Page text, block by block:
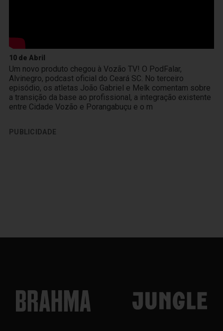
10 de Abril
Um novo produto chegou à Vozão TV! O PodFalar,
Alvinegro, podcast oficial do Ceará SC. No terceiro
episódio, os atletas João Gabriel e Melk comentam sobre
a transição da base ao profissional, a integração existente
entre Cidade Vozão e Porangabuçu e o m
PUBLICIDADE